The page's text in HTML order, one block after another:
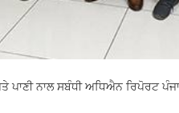
ਨਾਲ ਸਬੰਧੀ ਅਧਿਐਨ ਰਿਪੋਰਟ